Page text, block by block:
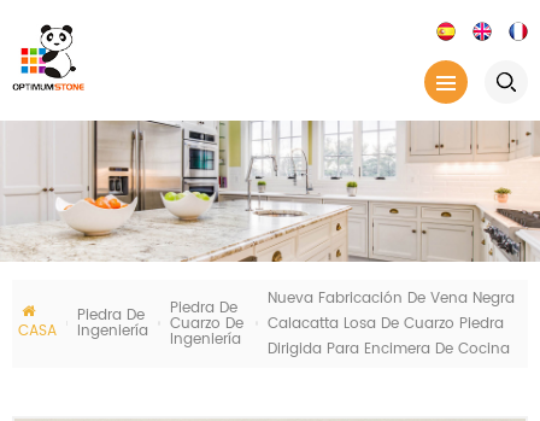
CASA
Piedra De
Ingeniería
Piedra De
Cuarzo De
Ingeniería
Nueva Fabricación De Vena Negra
Calacatta Losa De Cuarzo Piedra
Dirigida Para Encimera De Cocina